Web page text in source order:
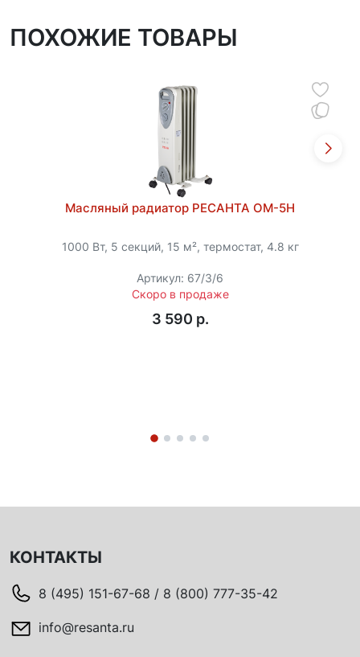
ПОХОЖИЕ ТОВАРЫ
Масляный радиатор РЕСАНТА ОМ-5Н
1000 Вт, 5 секций, 15 м², термостат, 4.8 кг
Артикул: 67/3/6
Скоро в продаже
3 590 p.
КОНТАКТЫ
8 (495) 151-67-68 / 8 (800) 777-35-42
info@resanta.ru